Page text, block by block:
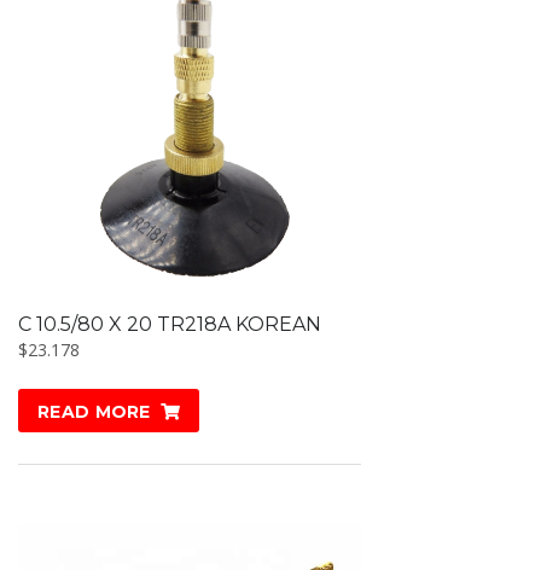
C 10.5/80 X 20 TR218A KOREAN
$23.178
READ MORE